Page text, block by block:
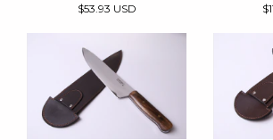
$53.93 USD